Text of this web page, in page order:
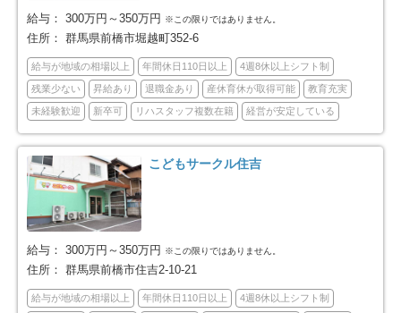
邑楽郡大泉町 4 邑楽郡邑楽町 5
給与： 300万円～350万円 ※この限りではありません。
住所： 群馬県前橋市堀越町352-6
給与が地域の相場以上 年間休日110日以上 4週8休以上シフト制
残業少ない 昇給あり 退職金あり 産休育休が取得可能 教育充実
未経験歓迎 新卒可 リハスタッフ複数在籍 経営が安定している
こどもサークル住吉
給与： 300万円～350万円 ※この限りではありません。
住所： 群馬県前橋市住吉2-10-21
給与が地域の相場以上 年間休日110日以上 4週8休以上シフト制